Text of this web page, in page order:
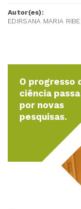
Autor(es):
EDIRSANA MARIA
O progresso
ciência passa
por novas
pesquisas.